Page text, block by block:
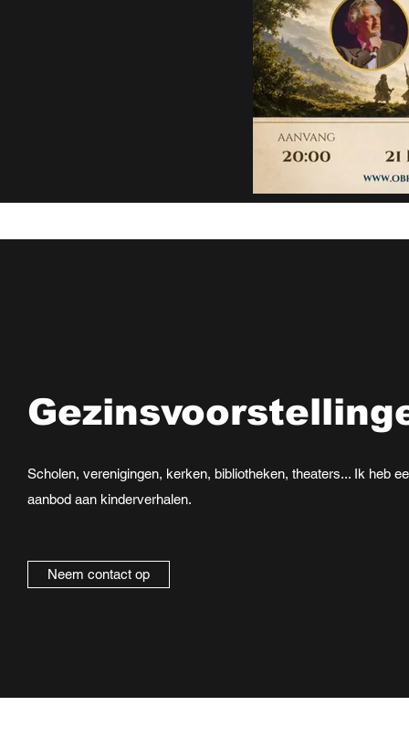
Scholen, verenigingen, kerken, bibliotheken, theaters... Ik heb
aanbod aan kinderverhalen.
Neem contact op